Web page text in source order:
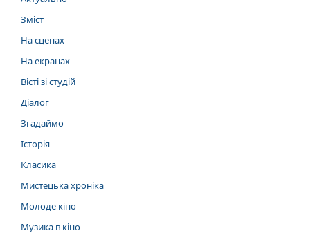
Зміст
На сценах
На екранах
Вісті зі студій
Діалог
Згадаймо
Історія
Класика
Мистецька хроніка
Молоде кіно
Музика в кіно